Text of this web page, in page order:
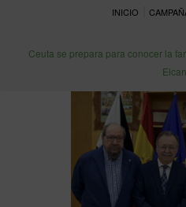
INICIO
Ceuta se prepara para conocer la